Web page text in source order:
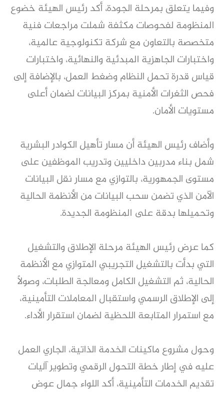
وفيما يتعلق بمرحلة الجودة، أكد رئيس الهيئة خضوع
المنظومة لفحوصات مكثفة شملت مراجعات فنية
متخصصة بالتعاون مع شركة تكنولوجية عالمية،
واختبارات الجاهزية المبدئية والنهائية، واختبارات
قياس قدرة تحمل النظام وضغط العمل، بالإضافة إلى
فحص الثغرات الأمنية بمركز البيانات لضمان أعلى
مستويات الأمان.
وأضاف رئيس الهيئة أن مسار تأهيل الكوادر البشرية
شمل بناء مدربين داخليين وتدريب الموظفين على
مستوى الجمهورية، بالتوازي مع مسار نقل البيانات
الآمن الذي تضمن سحب البيانات من الأنظمة الحالية
وتحميلها بدقة على المنظومة الجديدة.
كما عرض رئيس الهيئة مرحلة الإطلاق والتشغيل
التي بدأت بالتشغيل التجريبي المتوازي مع الأنظمة
الحالية، ثم التشغيل الكامل ومعالجة الطلبات، وصولاً
إلى الإطلاق الرسمي واستقبال المعاملات التأمينية،
مع استمرار المتابعة اللحظية لضمان استقرار الأداء.
وحول مشروع ماكينات الخدمة الذاتية، الجاري العمل
عليه في إطار خطة التحول الرقمي وتطوير آليات
تقديم الخدمات التأمينية، أكد اللواء جمال عوض